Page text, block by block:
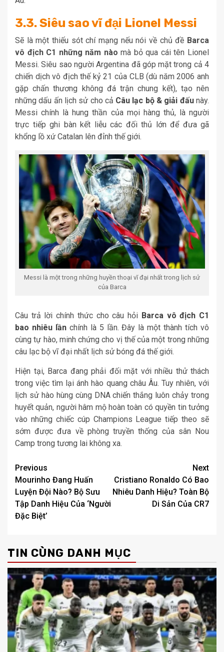
3.3. Siêu sao vĩ đại Lionel Messi
Sẽ là một thiếu sót chí mạng nếu nói về chủ đề Barca
vô địch C1 những năm nào mà bỏ qua cái tên Lionel
Messi. Siêu sao người Argentina đã góp mặt trong cả 4
chiến dịch vô địch thế kỷ 21 của CLB (dù năm 2006 anh
gặp chấn thương không đá trận chung kết), tạo nên
những dấu ấn lịch sử cho cả Câu lạc bộ & giải đấunày.
Messi chính là hung thần của mọi hàng thủ, là người
trực tiếp ghi bàn kết liễu các đối thủ lớn để đưa gã
khổng lồ xứ Catalan lên đỉnh thế giới.
Messi là một trong những huyền thoại vĩ đại nhất trong lịch sử
của Barca
Câu trả lời chính thức cho câu hỏi Barca vô địch C1
bao nhiêu lầnchính là 5 lần. Đây là một thành tích vô
cùng tự hào, minh chứng cho vị thế của một trong những
câu lạc bộ vĩ đại nhất lịch sử bóng đá thế giới.
Hiện tại, Barca đang phải đối mặt với nhiều thử thách
trong việc tìm lại ánh hào quang châu Âu. Tuy nhiên, với
lịch sử hào hùng cùng DNA chiến thắng luôn chảy trong
huyết quản, người hâm mộ hoàn toàn có quyền tin tưởng
vào những chiếc cúp Champions League tiếp theo sẽ
sớm được đưa về phòng truyền thống của sân Nou
Camp trong tương lai không xa.
Post
navigation
Previous
Mourinho Đang Huấn
Luyện Đội Nào? Bộ Sưu
Tập Danh Hiệu Của ‘Người
Đặc Biệt’
Next
Cristiano Ronaldo Có Bao
Nhiêu Danh Hiệu? Toàn Bộ
Di Sản Của CR7
TIN CÙNG DANH MỤC